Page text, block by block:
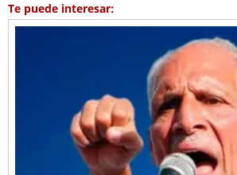
Te puede interesar: